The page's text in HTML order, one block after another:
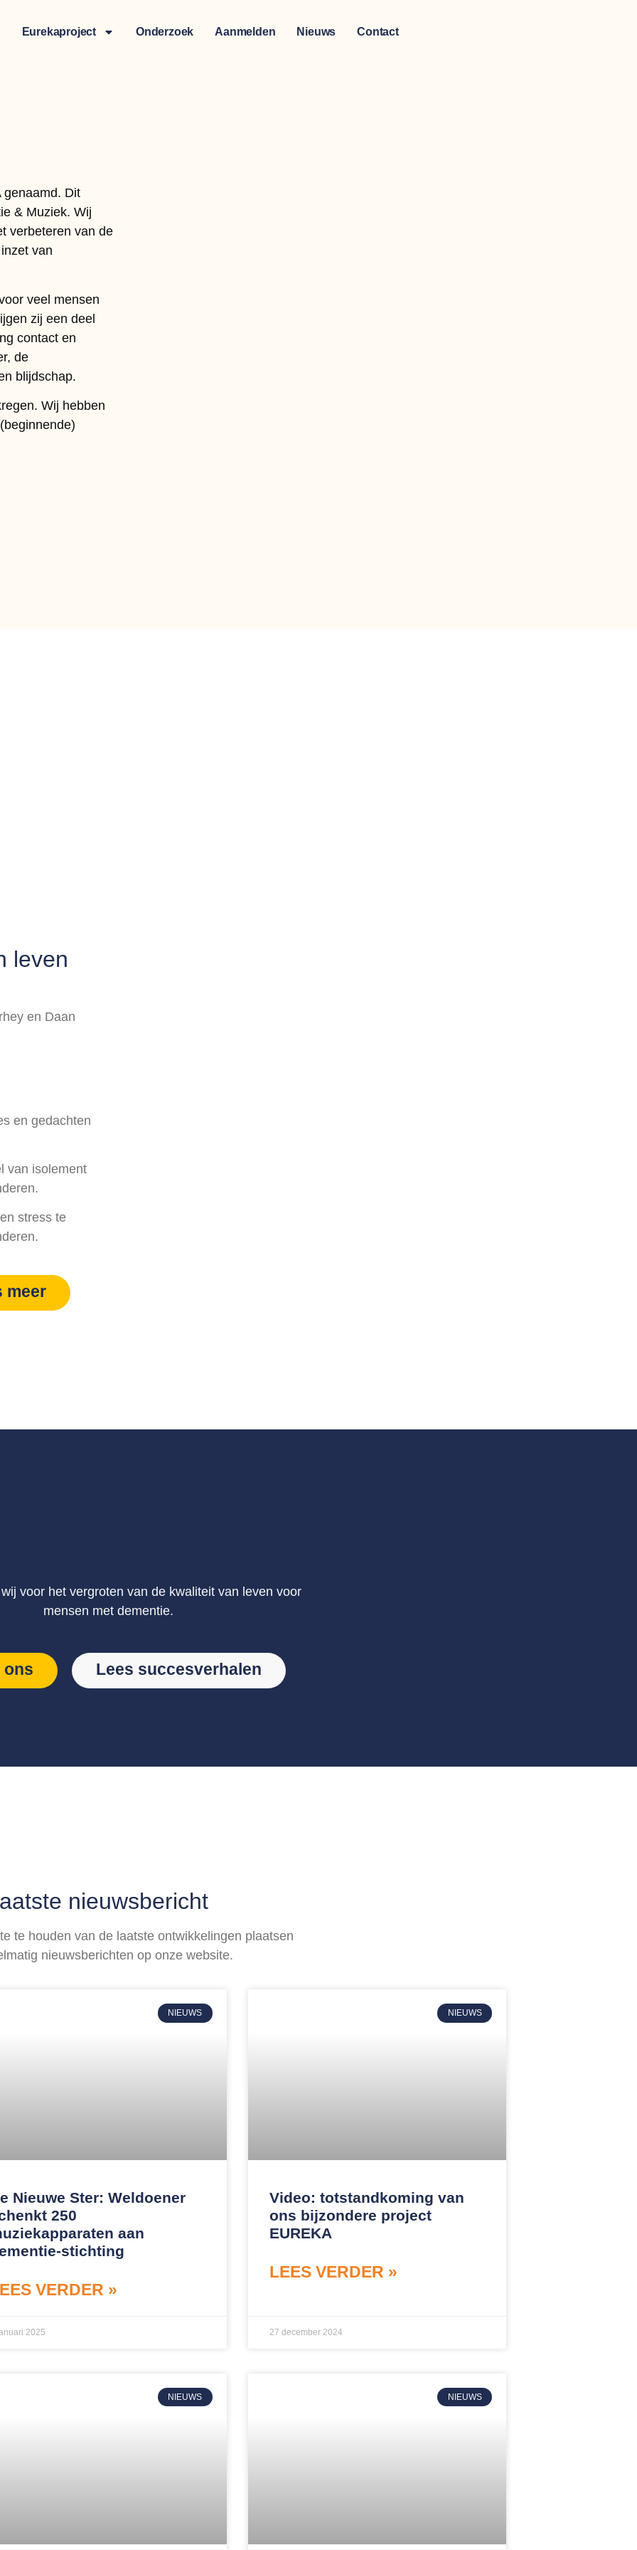
Eurekaproject Onderzoek Aanmelden Nieuws Contact
genaamd. Dit
& Muziek. Wij
verbeteren van de
van
veel mensen
zij een deel
contact en
de
blijdschap.
Wij hebben
leven
en Daan
en gedachten
van isolement
stress te
meer
voor het vergroten van de kwaliteit van leven voor
mensen met dementie.
ons Lees succesverhalen
nieuwsbericht
te houden van de laatste ontwikkelingen plaatsen
nieuwsberichten op onze website.
NIEUWS
Nieuwe Ster: Weldoener
250
aan
stichting
VERDER »
2025
NIEUWS
Video: totstandkoming van
ons bijzondere project
EUREKA
LEES VERDER »
27 december 2024
NIEUWS NIEUWS